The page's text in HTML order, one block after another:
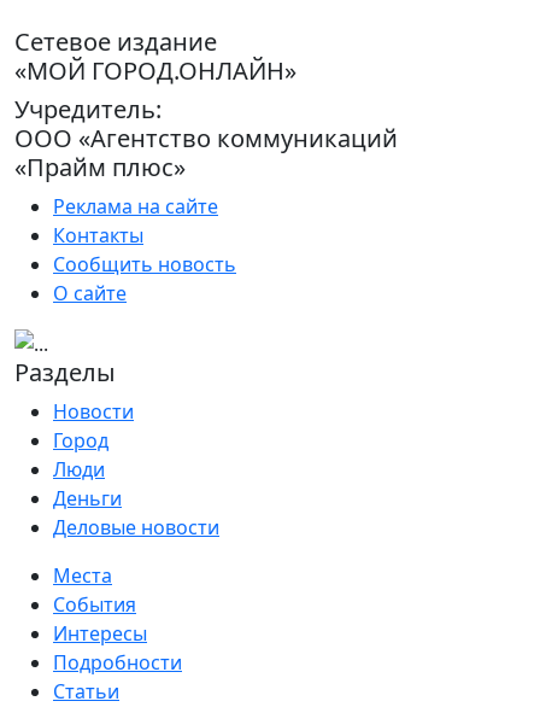
Сетевое издание
«МОЙ ГОРОД.ОНЛАЙН»
Учредитель:
ООО «Агентство коммуникаций
«Прайм плюс»
Реклама на сайте
Контакты
Сообщить новость
О сайте
Разделы
Новости
Город
Люди
Деньги
Деловые новости
Места
События
Интересы
Подробности
Статьи